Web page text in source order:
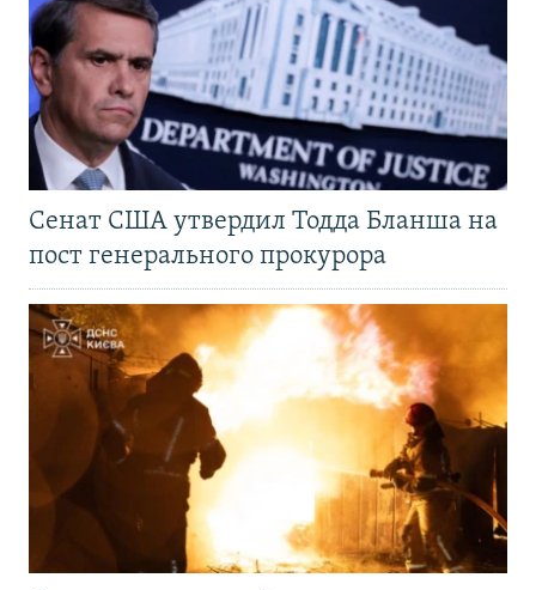
Сенат США утвердил Тодда Бланша на
пост генерального прокурора